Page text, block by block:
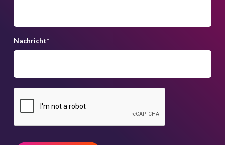
Nachricht*